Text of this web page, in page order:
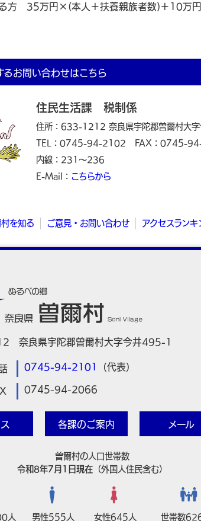
方 35万円×(本人＋扶養親族者数)＋10万
るお問い合わせはこちら
住民生活課 税制係
住所：633-1212 奈良県宇陀郡曽爾村大
TEL：0745-94-2102
FAX：0745-
内線：231～236
E-Mail： こちらから
を知る ご意見・お問い合わせ アクセスランキ
奈良県宇陀郡曽爾村大字今井495-1
0745-94-2101 （代表）
0745-94-2066
各課のご案内 メール
曽爾村の人口世帯数
令和8年7月1日現在 （外国人住民含む）
人 男性555人 女性645人 世帯数